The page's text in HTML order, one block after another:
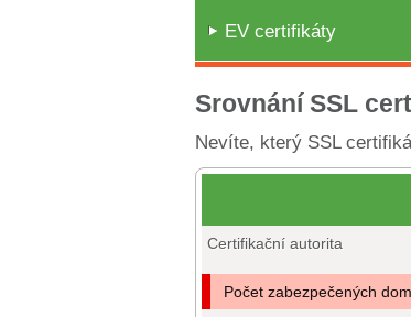
EV certifikáty
Srovnání SSL
Nevíte, který SSL
Certifikační autorita
Počet zabezpečených